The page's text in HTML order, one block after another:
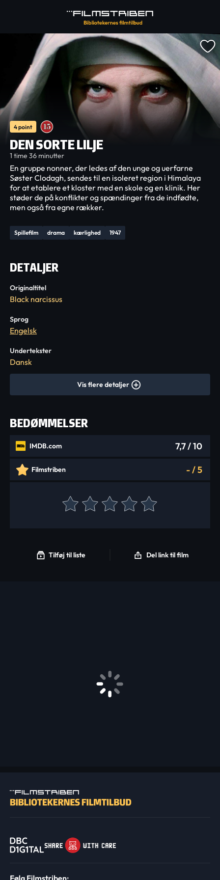
4 point
DEN SORTE LILJE
1 time 36 minutter
Spillefilm drama kærlighed 1947
En gruppe nonner, der ledes af den unge og uerfarne
Søster Clodagh, sendes til en isoleret region i Himalaya
for at etablere et kloster med en skole og en klinik. Her
støder de på konflikter og spændinger fra de indfødte,
men også fra egne rækker.
DETALJER
Originaltitel
Black narcissus
Sprog
Engelsk
Undertekster
Dansk
Vis flere detaljer
BEDØMMELSER
IMDB.com 7,7/ 10
Filmstriben -/5
Tilføj til liste Del link til film
Følg Filmstriben: